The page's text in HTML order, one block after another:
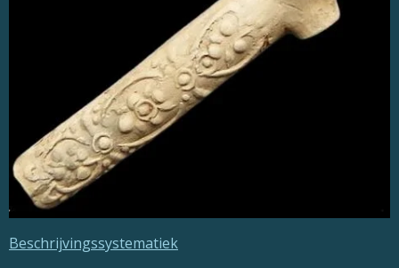
Beschrijvingssystematiek